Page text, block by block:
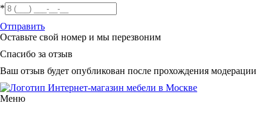
*
Отправить
Оставьте свой номер и мы перезвоним
Спасибо за отзыв
Ваш отзыв будет опубликован после прохождения модерации
Интернет-магазин мебели в Москве
Меню